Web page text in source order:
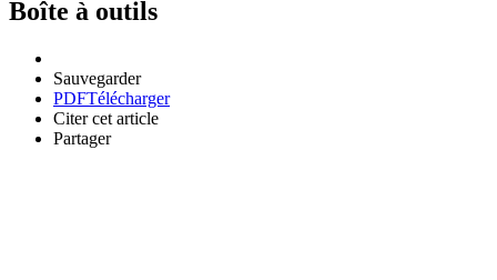
Boîte à outils
Sauvegarder
PDFTélécharger
Citer cet article
Partager